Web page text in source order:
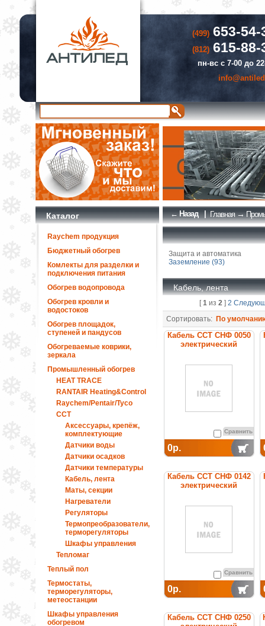
(499)653-54-
(812)615-88-
пн-вс с 7-00 до
Каталог
Raychem продукция
Бюджетный обогрев
Комлекты для разделки и
подключения питания
Обогрев водопровода
Обогрев кровли и
водостоков
Обогрев площадок,
ступеней и пандусов
Обогреваемые коврики,
зеркала
Промышленный обогрев
HEAT TRACE
RANTAIR Heating&Control
Raychem/Pentair/Tyco
ССТ
Аксессуары, крепёж,
комплектующие
Датчики воды
Датчики осадков
Датчики температуры
Кабель, лента
Маты, секции
Нагреватели
Регуляторы
Термопреобразователи,
терморегуляторы
Шкафы управления
Тепломаг
Теплый пол
Термостаты,
терморегуляторы,
метеостанции
Шкафы управления
обогревом
← Назад | Главная→
Защита и автоматика
Заземление (93)
Кабель, лента
[1из 2] 2
Сортировать: По
Кабель ССТ СНФ 0050
электрический
Сравнить
0р.
Кабель ССТ СНФ 0142
электрический
Сравнить
0р.
Кабель ССТ СНФ 0250